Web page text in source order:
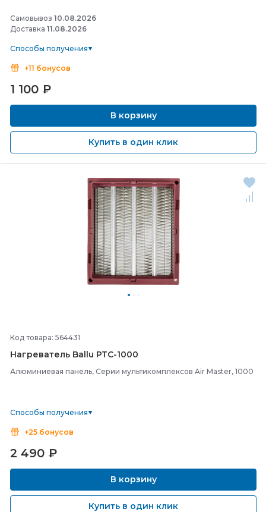
Самовывоз 10.08.2026
Доставка 11.08.2026
Способы получения
+11 бонусов
1 100 ₽
В корзину
Купить в один клик
Код товара: 564431
Нагреватель Ballu PTC-1000
Алюминиевая панель, Серии мультикомплексов Air Master, 1000
Способы получения
+25 бонусов
2 490 ₽
В корзину
Купить в один клик